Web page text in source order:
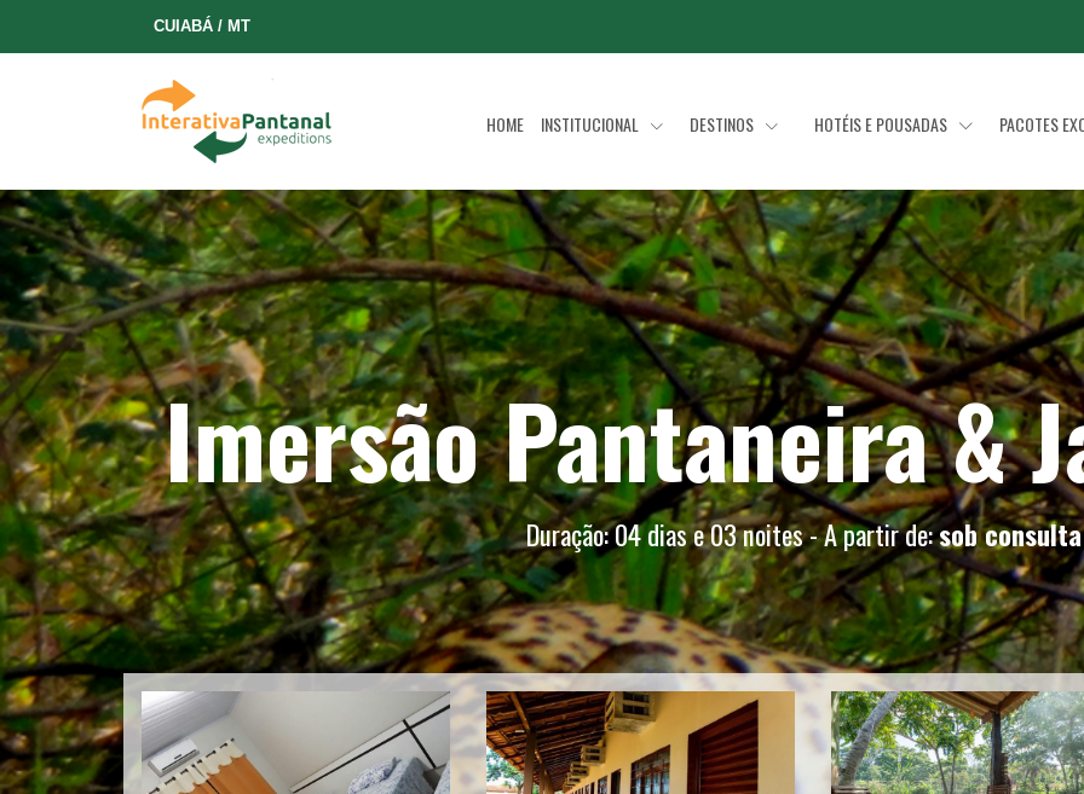
CUIABÁ / MT
HOME INSTITUCIONAL DESTINOS HOTÉIS E POUSADAS PACOTES
Imersão Pantaneira &
Duração: 04 dias e 03 noites - A partir de:sob